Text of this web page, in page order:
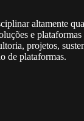
altamente
e
projetos,
de plataformas.